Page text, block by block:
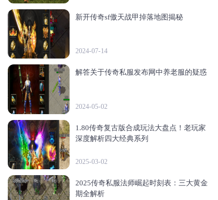
新开传奇sf傲天战甲掉落地图揭秘
2024-07-14
解答关于传奇私服发布网中养老服的疑惑
2024-05-02
1.80传奇复古版合成玩法大盘点！老玩家
深度解析四大经典系列
2025-03-02
2025传奇私服法师崛起时刻表：三大黄金
期全解析